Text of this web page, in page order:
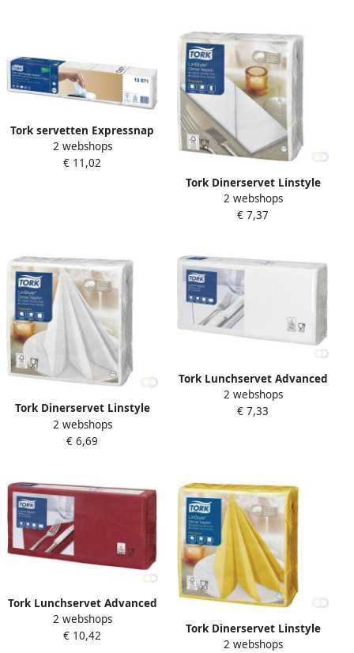
Tork servetten Expressnap
Snack voor dispenser 2-
laags 500 per bundel
2 webshops
€ 11,02
Tork Dinerservet Linstyle
Premium 1 8 vouw 1-laags
390x390mm 50 vel wit
2 webshops
€ 7,37
Tork Dinerservet Linstyle
Premium 1 4 vouw 1-laags
390x390mm 50 vel wit
2 webshops
€ 6,69
Tork Lunchservet Advanced
1 4 vouw 2-laags
328x325mm 200 vel wit
2 webshops
€ 7,33
Tork Lunchservet Advanced
1 4 vouw 2-laags
328x325mm 200 vel
2 webshops
€ 10,42
Tork Dinerservet Linstyle
Premium 1 4 vouw 1-laags
2 webshops